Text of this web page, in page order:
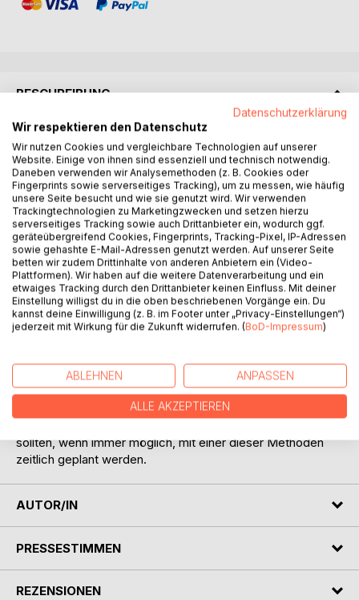
BESCHREIBUNG
Nutzen Sie die Rhythmen der kosmischen Energien!
Würden Sie ein Picknick veranstalten, wenn im
Wetterbericht Sturm und Regen angesagt sind?
Wahrscheinlich nicht. Genauso sollten Sie wichtige Termine
nicht auf Zeiten legen, in denen die himmlischen Energien
nicht günstig sind. Warten Sie auf gutes Wetter. Wenn die
kosmischen Einflüsse harmonisch sind, gelingen alle
Unternehmungen viel leichter. Der Infis Feng Shui Kalender
enthält die zwei in Asien gebräuchlichen grossen Systeme
der Qualifizierung von Zeit: 1 Klassisches Ze Ri: Das
Berechnen von günstigen Zeitpunkten mit Hilfe der
Methoden des Xie Ji Bian Fang Shu und Dong Gong Ze Ri
Zeitpunkten mit Hilfe der Hexagramme des Yi Jing.
Beide Methoden sind in Asien weit verbreitet und werden
von allen bedeutenden Feng Shui Meistern intensiv genutzt.
sollten, wenn immer möglich, mit einer dieser Methoden
zeitlich geplant werden.
AUTOR/IN
PRESSESTIMMEN
REZENSIONEN
Datenschutzerklärung
Wir respektieren den Datenschutz
Wir nutzen Cookies und vergleichbare Technologien auf unserer
Website. Einige von ihnen sind essenziell und technisch notwendig.
Daneben verwenden wir Analysemethoden (z. B. Cookies oder
Fingerprints sowie serverseitiges Tracking), um zu messen, wie häufig
unsere Seite besucht und wie sie genutzt wird. Wir verwenden
Trackingtechnologien zu Marketingzwecken und setzen hierzu
serverseitiges Tracking sowie auch Drittanbieter ein, wodurch ggf.
geräteübergreifend Cookies, Fingerprints, Tracking-Pixel, IP-Adressen
sowie gehashte E-Mail-Adressen genutzt werden. Auf unserer Seite
betten wir zudem Drittinhalte von anderen Anbietern ein (Video-
Plattformen). Wir haben auf die weitere Datenverarbeitung und ein
etwaiges Tracking durch den Drittanbieter keinen Einfluss. Mit deiner
Einstellung willigst du in die oben beschriebenen Vorgänge ein. Du
kannst deine Einwilligung (z. B. im Footer unter „Privacy-Einstellungen“)
jederzeit mit Wirkung für die Zukunft widerrufen. (BoD-Impressum)
ABLEHNEN ANPASSEN
ALLE AKZEPTIEREN